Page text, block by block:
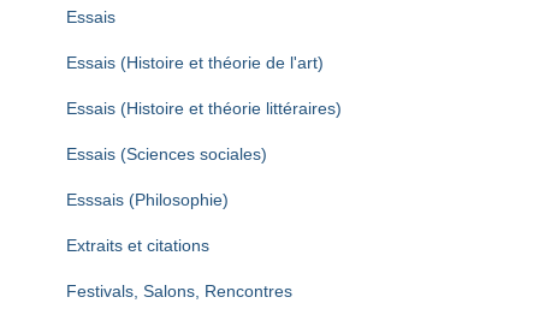
Essais
Essais (Histoire et théorie de l'art)
Essais (Histoire et théorie littéraires)
Essais (Sciences sociales)
Esssais (Philosophie)
Extraits et citations
Festivals, Salons, Rencontres